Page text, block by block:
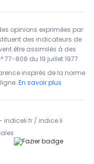
opinions exprimées par
des indicateurs de
être assimilés à des
808 du 19 juillet 1977.
inspirés de la norme
En savoir plus
indiceli.fr / indice.li